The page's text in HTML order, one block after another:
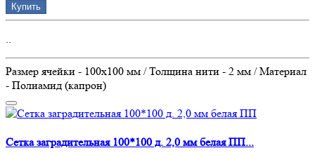
Купить
..
Размер ячейки - 100х100 мм / Толщина нити - 2 мм / Материал
- Полиамид (капрон)
Сетка заградительная 100*100 д. 2,0 мм белая ПП...